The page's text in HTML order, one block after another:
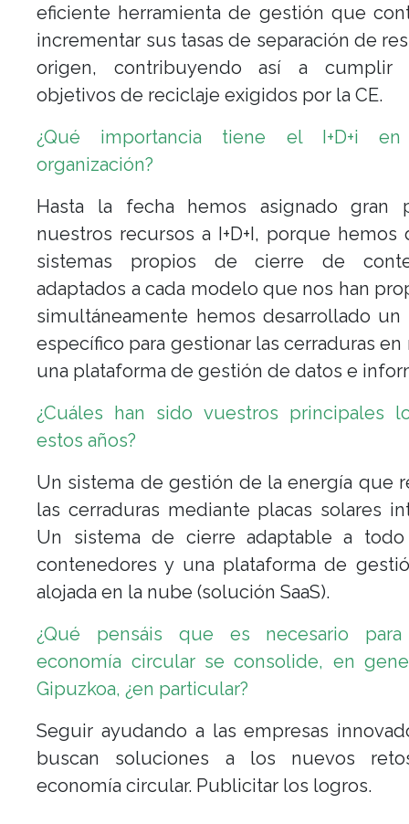
eficiente herramienta de gestión que
incrementar sus tasas de separación de
origen, contribuyendo así a cumplir
objetivos de reciclaje exigidos por la CE.
¿Qué importancia tiene el I+D+i en
organización?
Hasta la fecha hemos asignado gran
nuestros recursos a I+D+I, porque hemos
sistemas propios de cierre de
adaptados a cada modelo que nos han
simultáneamente hemos desarrollado un
específico para gestionar las cerraduras
una plataforma de gestión de datos e
¿Cuáles han sido vuestros principales
estos años?
Un sistema de gestión de la energía que
las cerraduras mediante placas solares
Un sistema de cierre adaptable a
contenedores y una plataforma de
alojada en la nube (solución SaaS).
¿Qué pensáis que es necesario
economía circular se consolide, en
Gipuzkoa, ¿en particular?
Seguir ayudando a las empresas
buscan soluciones a los nuevos
economía circular. Publicitar los logros.